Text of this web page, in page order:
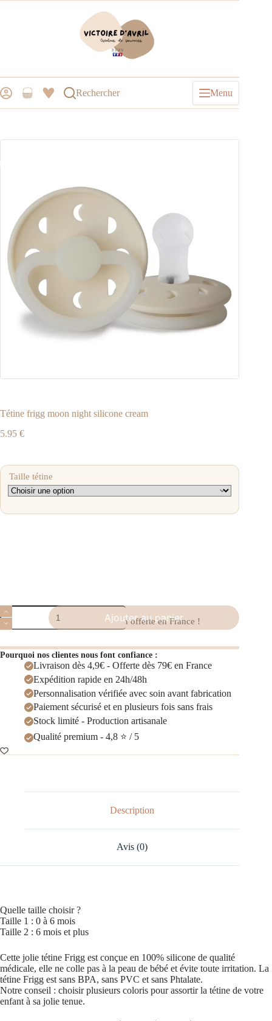
Rechercher Menu
Tétine frigg moon night silicone cream
5.95 €
Taille tétine
Ajouter au panier
Plus que 79.00€ pour la livraison offerte en France !
Pourquoi nos clientes nous font confiance :
Livraison dès 4,9€ - Offerte dès 79€ en France
Expédition rapide en 24h/48h
Personnalisation vérifiée avec soin avant fabrication
Paiement sécurisé et en plusieurs fois sans frais
Stock limité - Production artisanale
Qualité premium - 4,8 ⭐ / 5
Description
Avis (0)
Quelle taille choisir ?
Taille 1 : 0 à 6 mois
Taille 2 : 6 mois et plus
Cette jolie tétine Frigg est conçue en 100% silicone de qualité
médicale, elle ne colle pas à la peau de bébé et évite toute irritation. La
tétine Frigg est sans BPA, sans PVC et sans Phtalate.
Notre conseil : choisir plusieurs coloris pour assortir la tétine de votre
enfant à sa jolie tenue.